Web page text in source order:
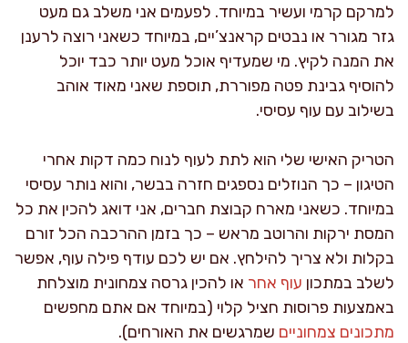
למרקם קרמי ועשיר במיוחד. לפעמים אני משלב גם מעט
גזר מגורר או נבטים קראנצ’יים, במיוחד כשאני רוצה לרענן
את המנה לקיץ. מי שמעדיף אוכל מעט יותר כבד יוכל
להוסיף גבינת פטה מפוררת, תוספת שאני מאוד אוהב
בשילוב עם עוף עסיסי.
הטריק האישי שלי הוא לתת לעוף לנוח כמה דקות אחרי
הטיגון – כך הנוזלים נספגים חזרה בבשר, והוא נותר עסיסי
במיוחד. כשאני מארח קבוצת חברים, אני דואג להכין את כל
המסת ירקות והרוטב מראש – כך בזמן ההרכבה הכל זורם
בקלות ולא צריך להילחץ. אם יש לכם עודף פילה עוף, אפשר
לשלב במתכון עוף אחר או להכין גרסה צמחונית מוצלחת
באמצעות פרוסות חציל קלוי (במיוחד אם אתם מחפשים
מתכונים צמחוניים שמרגשים את האורחים).